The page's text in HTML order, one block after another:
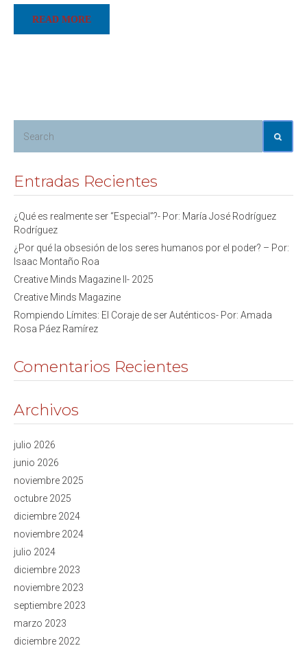
READ MORE
Entradas Recientes
¿Qué es realmente ser “Especial”?- Por: María José Rodríguez
Rodríguez
¿Por qué la obsesión de los seres humanos por el poder? – Por:
Isaac Montaño Roa
Creative Minds Magazine II- 2025
Creative Minds Magazine
Rompiendo Límites: El Coraje de ser Auténticos- Por: Amada
Rosa Páez Ramírez
Comentarios Recientes
Archivos
julio 2026
junio 2026
noviembre 2025
octubre 2025
diciembre 2024
noviembre 2024
julio 2024
diciembre 2023
noviembre 2023
septiembre 2023
marzo 2023
diciembre 2022